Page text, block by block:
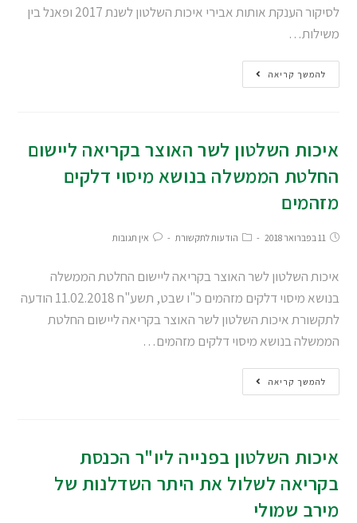
לסיקור הענקת אותות אבירי איכות השלטון לשנת 2017 ופאנל בין
משילות…
להמשך קריאה
איכות השלטון לשר האוצר בקריאה ליישום
החלטת הממשלה בנושא מיסוי דלקים
מזהמים
11 בפברואר 2018 הודעות לתקשורת אין תגובות
איכות השלטון לשר האוצר בקריאה ליישום החלטת הממשלה
בנושא מיסוי דלקים מזהמים כ"ו שבט, תשע"ח 11.02.2018 הודעה
לתקשורת איכות השלטון לשר האוצר בקריאה ליישום החלטת
הממשלה בנושא מיסוי דלקים מזהמים…
להמשך קריאה
איכות השלטון בפנייה ליו"ר הכנסת
בקריאה לשלול את היתר השדלנות של
מירב שמולי